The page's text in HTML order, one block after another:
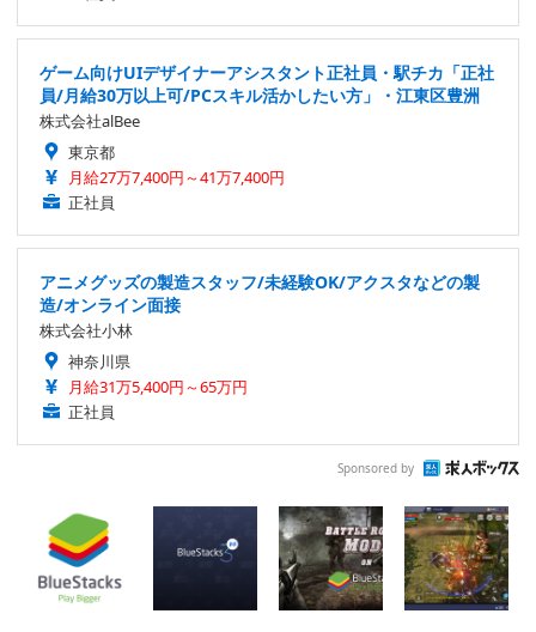
ゲーム向けUIデザイナーアシスタント正社員・駅チカ「正社
員/月給30万以上可/PCスキル活かしたい方」・江東区豊洲
株式会社alBee
東京都
月給27万7,400円～41万7,400円
正社員
アニメグッズの製造スタッフ/未経験OK/アクスタなどの製
造/オンライン面接
株式会社小林
神奈川県
月給31万5,400円～65万円
正社員
Sponsored by